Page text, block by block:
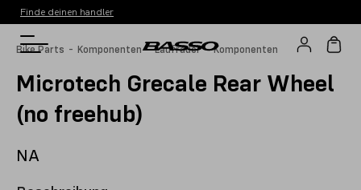
Finde deinen handler
Bike Parts - Komponenten - Laufräder - Komponenten
Microtech Grecale Rear Wheel
(no freehub)
NA